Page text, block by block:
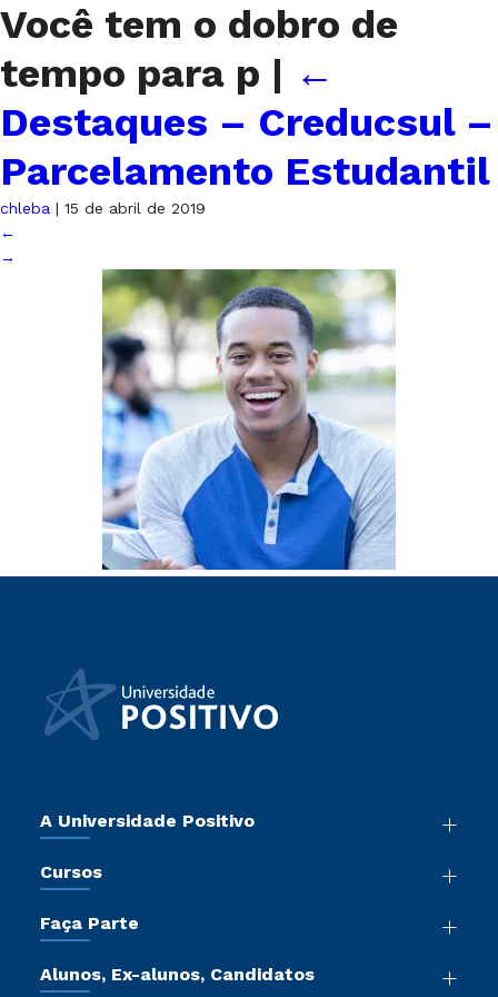
Você tem o dobro de
tempo para p | ←
Destaques – Creducsul –
Parcelamento Estudantil
chleba | 15 de abril de 2019
←
→
A Universidade Positivo
Sala de Imprensa
Trabalhe Conosco
Sou Colaborador
Cursos
Pós-Graduação
Faça Parte
Vestibular Redação
Alunos, Ex-alunos, Candidatos